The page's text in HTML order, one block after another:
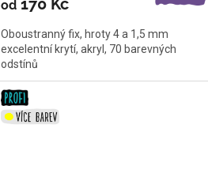
od170 Kč
Oboustranný fix, hroty 4 a 1,5 mm
excelentní krytí, akryl, 70 barevných
odstínů